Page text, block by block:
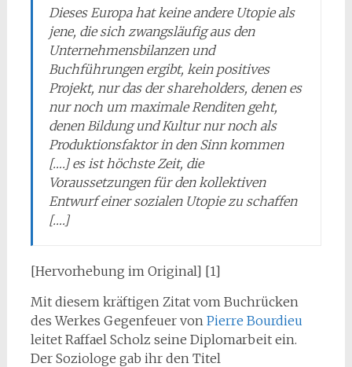
Dieses Europa hat keine andere Utopie als
jene, die sich zwangsläufig aus den
Unternehmensbilanzen und
Buchführungen ergibt, kein positives
Projekt, nur das dershareholders, denen es
nur noch um maximale Renditen geht,
denen Bildung und Kultur nur noch als
Produktionsfaktor in den Sinn kommen
[….] es ist höchste Zeit, die
Voraussetzungen für den kollektiven
Entwurf einer sozialen Utopie zu schaffen
[….]
[Hervorhebung im Original] [1]
Mit diesem kräftigen Zitat vom Buchrücken
des Werkes Gegenfeuer von Pierre Bourdieu
leitet Raffael Scholz seine Diplomarbeit ein.
Der Soziologe gab ihr den Titel